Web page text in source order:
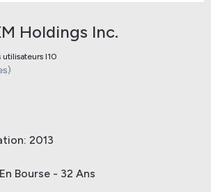
Holdings Inc.
I10
2013
Bourse - 32 Ans